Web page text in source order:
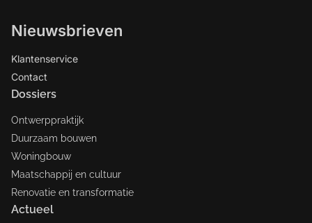
Nieuwsbrieven
Klantenservice
Contact
Dossiers
Ontwerppraktijk
Duurzaam bouwen
Woningbouw
Maatschappij en cultuur
Renovatie en transformatie
Actueel